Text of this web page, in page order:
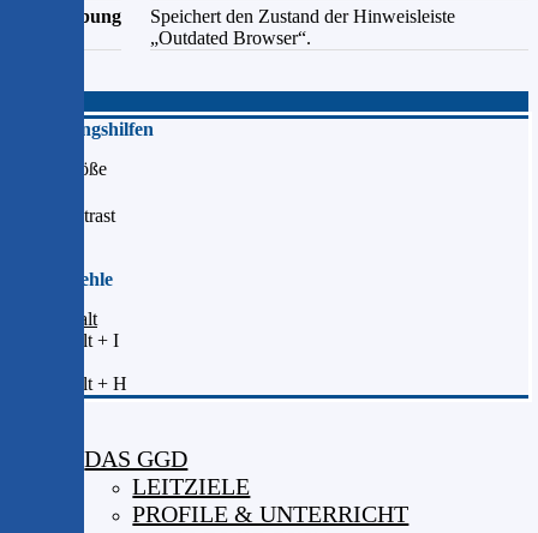
Beschreibung
Speichert den Zustand der Hinweisleiste
„Outdated Browser“.
Bedienungshilfen
Schriftgröße
Hochkontrast
Kurzbefehle
Zum Inhalt
Shift + Alt + I
Shift + Alt + H
DAS GGD
LEITZIELE
PROFILE & UNTERRICHT